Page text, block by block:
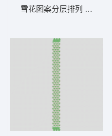
雪花图案分层排列 窗帘版带